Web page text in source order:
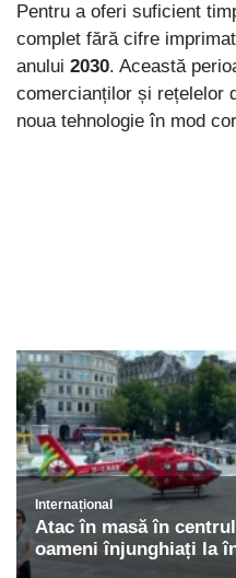
Pentru a oferi suficient
complet fără cifre
anului 2030. Această
comercianților și rețelelor
noua tehnologie în mod